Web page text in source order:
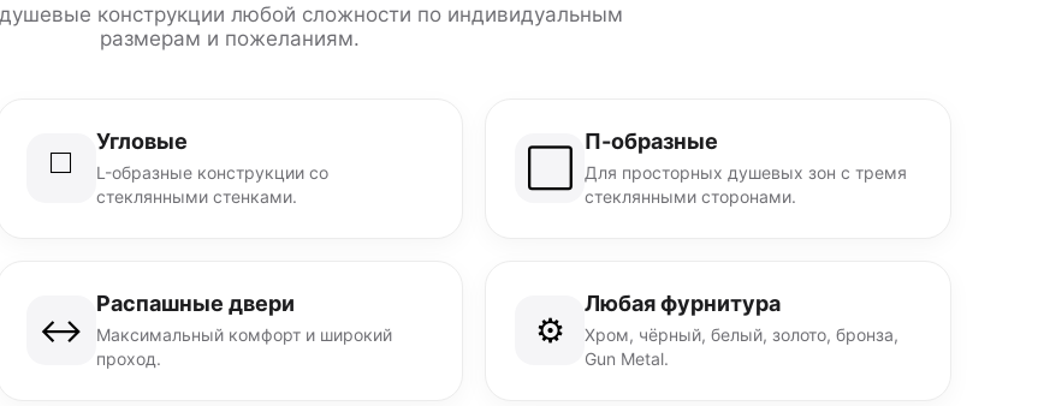
конструкции любой сложности по индивидуальным
размерам и пожеланиям.
◻️
Угловые
L-образные конструкции со
стеклянными стенками.
П-образные
Для просторных душевых зон с тремя
стеклянными сторонами.
↔️
Распашные двери
Максимальный комфорт и широкий
проход.
⚙️
Любая фурнитура
Хром, чёрный, белый, золото, бронза,
Gun Metal.